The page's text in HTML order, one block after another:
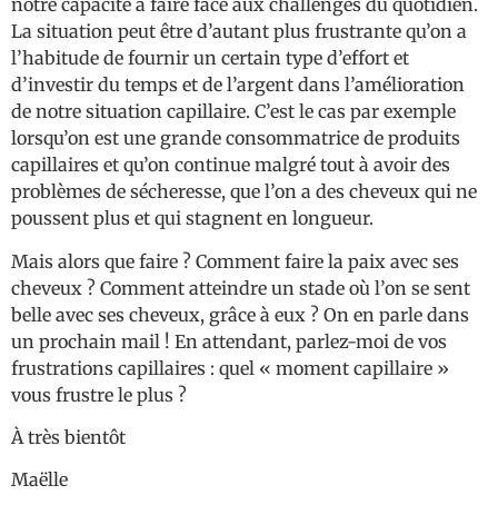
notre capacité à faire face aux challenges du quotidien.
La situation peut être d’autant plus frustrante qu’on a
l’habitude de fournir un certain type d’effort et
d’investir du temps et de l’argent dans l’amélioration
de notre situation capillaire. C’est le cas par exemple
lorsqu’on est une grande consommatrice de produits
capillaires et qu’on continue malgré tout à avoir des
problèmes de sécheresse, que l’on a des cheveux qui ne
poussent plus et qui stagnent en longueur.
Mais alors que faire ? Comment faire la paix avec ses
cheveux ? Comment atteindre un stade où l’on se sent
belle avec ses cheveux, grâce à eux ? On en parle dans
un prochain mail ! En attendant, parlez-moi de vos
frustrations capillaires : quel « moment capillaire »
vous frustre le plus ?
À très bientôt
Maëlle